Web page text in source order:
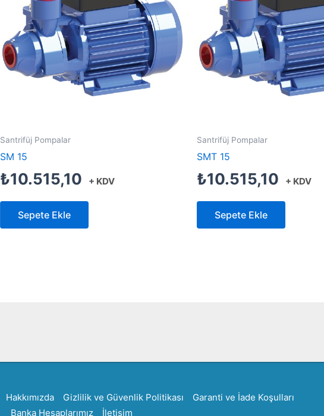
Santrifüj Pompalar
SM 15
₺10.515,10 + KDV
Sepete Ekle
Santrifüj Pompalar
SMT 15
₺10.515,10 + KDV
Sepete Ekle
Hakkımızda Gizlilik ve Güvenlik Politikası
Garanti ve İade Koşulları
Banka Hesaplarımız
İletişim